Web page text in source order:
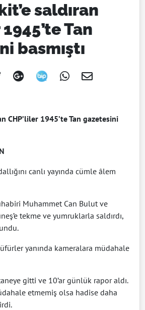
saldıran
Tan
basmıştı
CHP’liler 1945’te Tan gazetesini
canlı yayında cümle âlem
Muhammet Can Bulut ve
tekme ve yumruklarla saldırdı,
yanında kameralara müdahale
gitti ve 10’ar günlük rapor aldı.
etmemiş olsa hadise daha